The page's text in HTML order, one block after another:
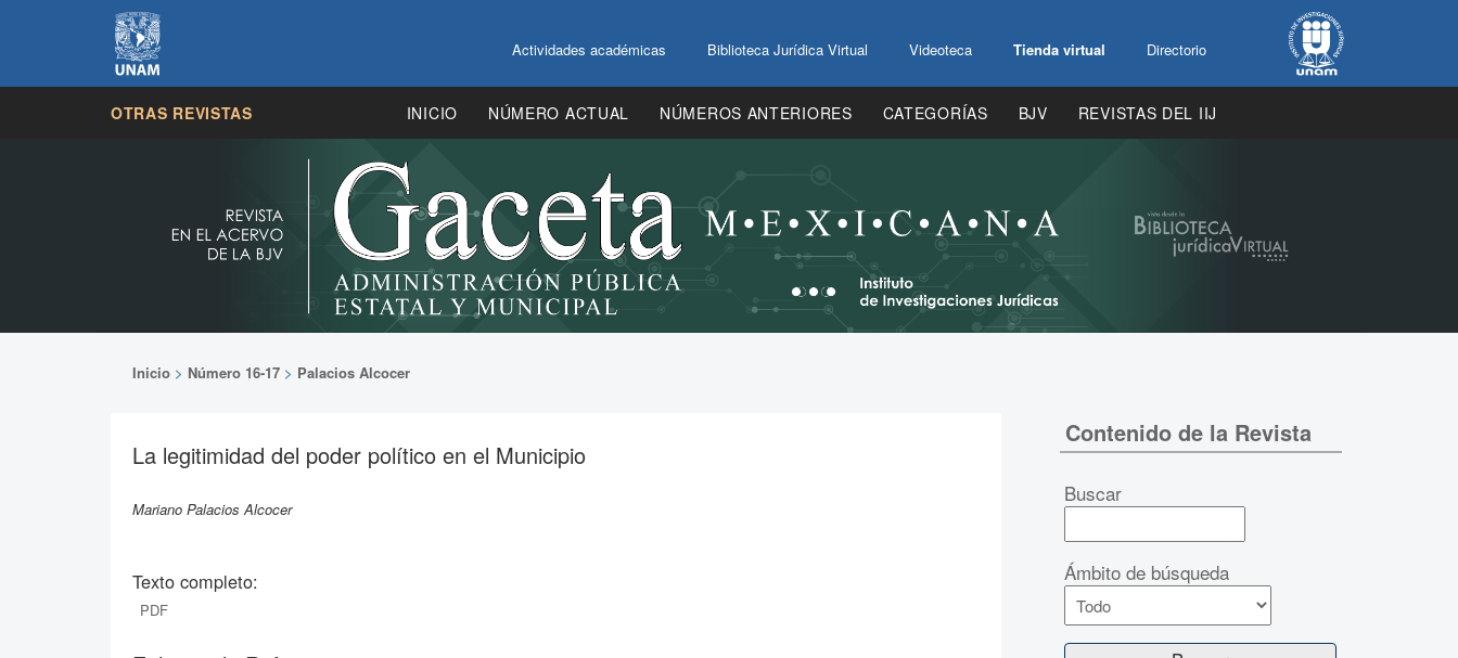
Actividades académicas Biblioteca Jurídica Virtual Videoteca Tienda virtual Directorio
OTRAS REVISTAS INICIO NÚMERO ACTUAL NÚMEROS ANTERIORES CATEGORÍAS BJV REVISTAS DEL IIJ
Inicio > Número 16-17 > Palacios Alcocer
La legitimidad del poder político en el Municipio
Mariano Palacios Alcocer
Texto completo:
PDF
Contenido de la Revista
Buscar
Ámbito de búsqueda